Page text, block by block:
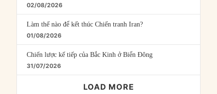
02/08/2026
Làm thế nào để kết thúc Chiến tranh Iran?
01/08/2026
Chiến lược kế tiếp của Bắc Kinh ở Biển Đông
31/07/2026
LOAD MORE